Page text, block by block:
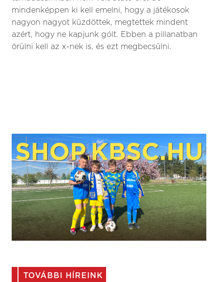
mindenképpen ki kell emelni, hogy a játékosok
nagyon nagyot küzdöttek, megtettek mindent
azért, hogy ne kapjunk gólt. Ebben a pillanatban
örülni kell az x-nek is, és ezt megbecsülni.
TOVÁBBI HÍREINK